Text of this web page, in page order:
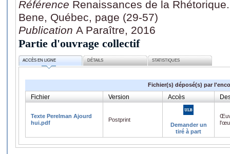
Référence Renaissances de la
Bene, Québec, page (29-57)
Publication A Paraître, 2016
Partie d'ouvrage collectif
ACCÈS EN LIGNE DÉTAILS STATISTIQUES
Fichier(s) déposé(s) par
Fichier Version Accès
Texte Perelman Ajourd
hui.pdf
Postprint
Demander un
tiré à part